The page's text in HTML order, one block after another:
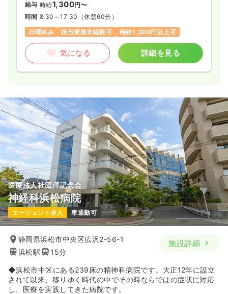
給与 時給1,300円〜
時間 8:30～17:30 （休憩60分）
日曜休み
担当業務未経験可 時給1,300円以上可
気になる 詳細を見る
医療法人社団澤記念会
神経科浜松病院
エージェント求人 車通勤可
静岡県浜松市中央区広沢2-56-1
浜松駅
15分
施設詳細
◆浜松市中区にある239床の精神科病院です。大正12年に設立
されて以来、移りゆく時代の中でその時ならではの症状に対応
し、医療を実践してきた病院です。